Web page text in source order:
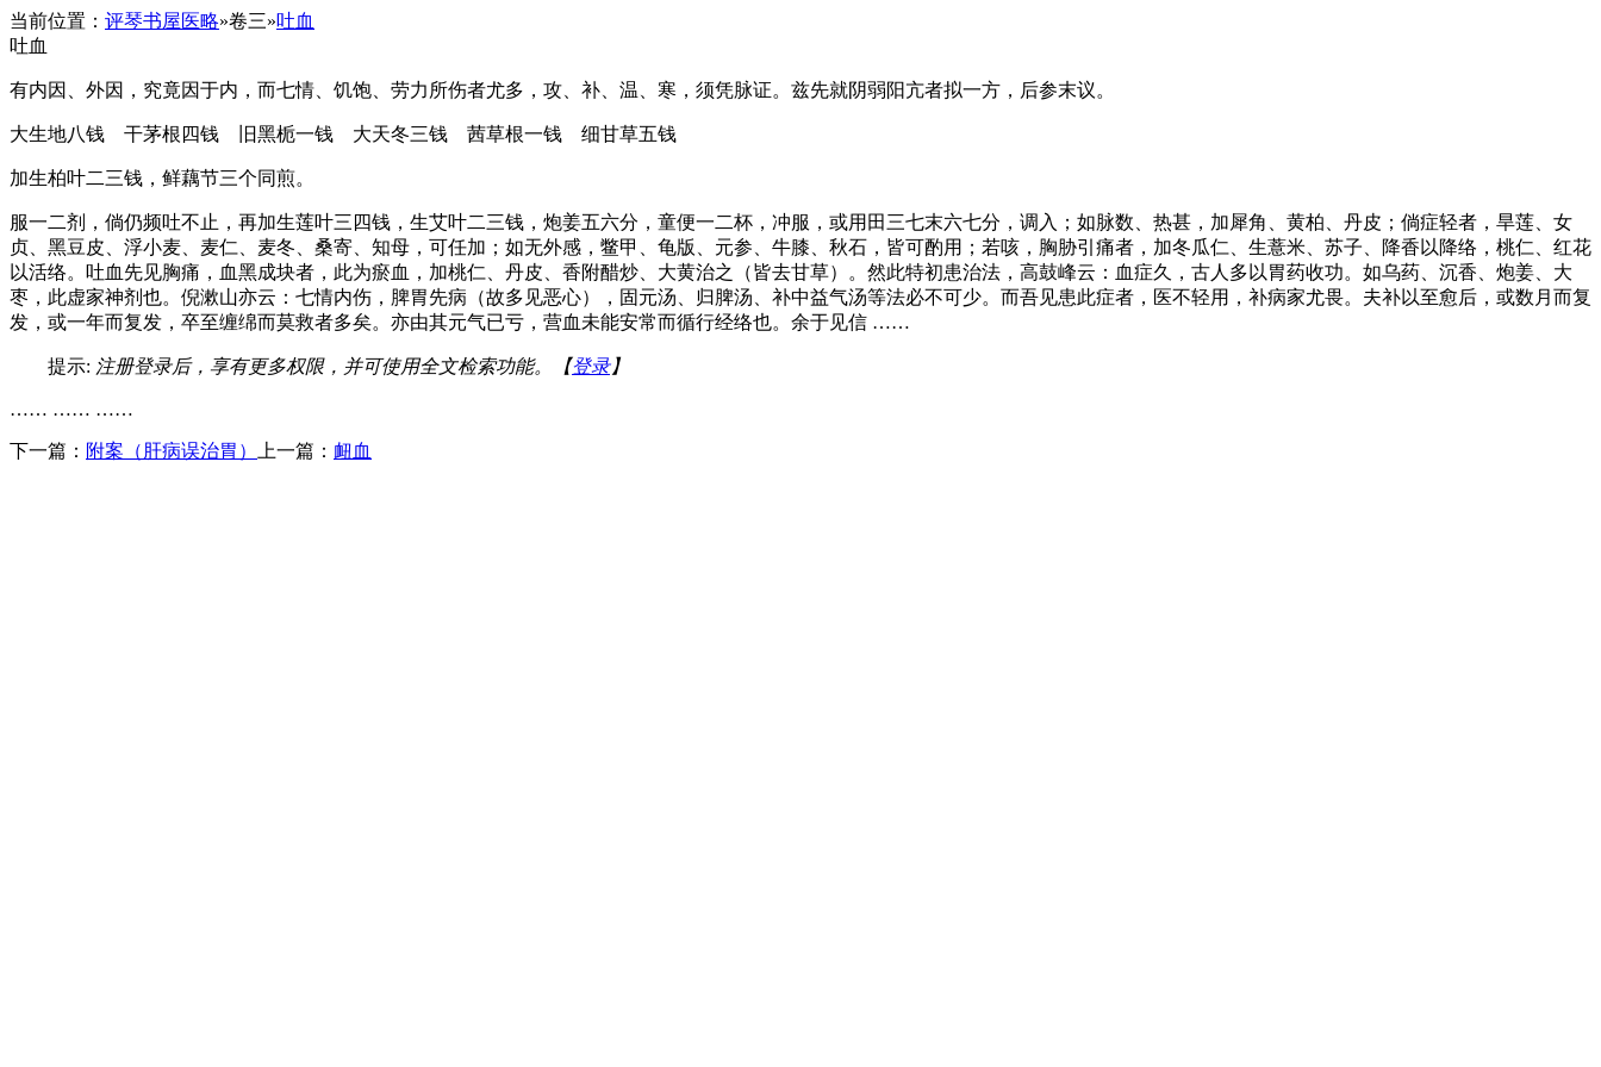
当前位置： 评琴书屋医略»卷三»吐血
吐血
有内因、外因，究竟因于内，而七情、饥饱、劳力所伤者尤多，攻、补、温、寒，须凭脉证。兹先就阴弱阳亢者拟一方，后参末议。
大生地八钱 干茅根四钱 旧黑栀一钱 大天冬三钱 茜草根一钱 细甘草五钱
加生柏叶二三钱，鲜藕节三个同煎。
服一二剂，倘仍频吐不止，再加生莲叶三四钱，生艾叶二三钱，炮姜五六分，童便一二杯，冲服，或用田三七末六七分，调入；如脉数、热甚，加犀角、黄柏、丹皮；倘症轻者，旱莲、女
贞、黑豆皮、浮小麦、麦仁、麦冬、桑寄、知母，可任加；如无外感，鳖甲、龟版、元参、牛膝、秋石，皆可酌用；若咳，胸胁引痛者，加冬瓜仁、生薏米、苏子、降香以降络，桃仁、红花
以活络。吐血先见胸痛，血黑成块者，此为瘀血，加桃仁、丹皮、香附醋炒、大黄治之（皆去甘草）。然此特初患治法，高鼓峰云：血症久，古人多以胃药收功。如乌药、沉香、炮姜、大
枣，此虚家神剂也。倪漱山亦云：七情内伤，脾胃先病（故多见恶心），固元汤、归脾汤、补中益气汤等法必不可少。而吾见患此症者，医不轻用，补病家尤畏。夫补以至愈后，或数月而复
发，或一年而复发，卒至缠绵而莫救者多矣。亦由其元气已亏，营血未能安常而循行经络也。余于见信 ……
提示: 注册登录后，享有更多权限，并可使用全文检索功能。【登录】
…… …… ……
下一篇： 附案（肝病误治胃） 上一篇： 衄血